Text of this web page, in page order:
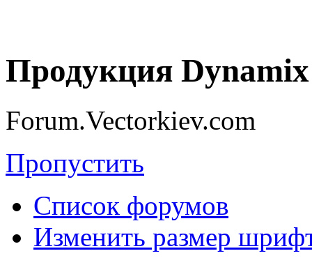
Продукция
Forum.Vectorkiev.com
Пропустить
Список форумов
Изменить размер